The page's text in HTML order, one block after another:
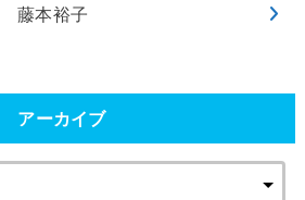
藤本裕子
アーカイブ